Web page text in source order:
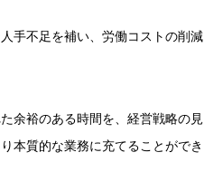
手不足を補い、労働コストの削減
余裕のある時間を、経営戦略の見
本質的な業務に充てることができ